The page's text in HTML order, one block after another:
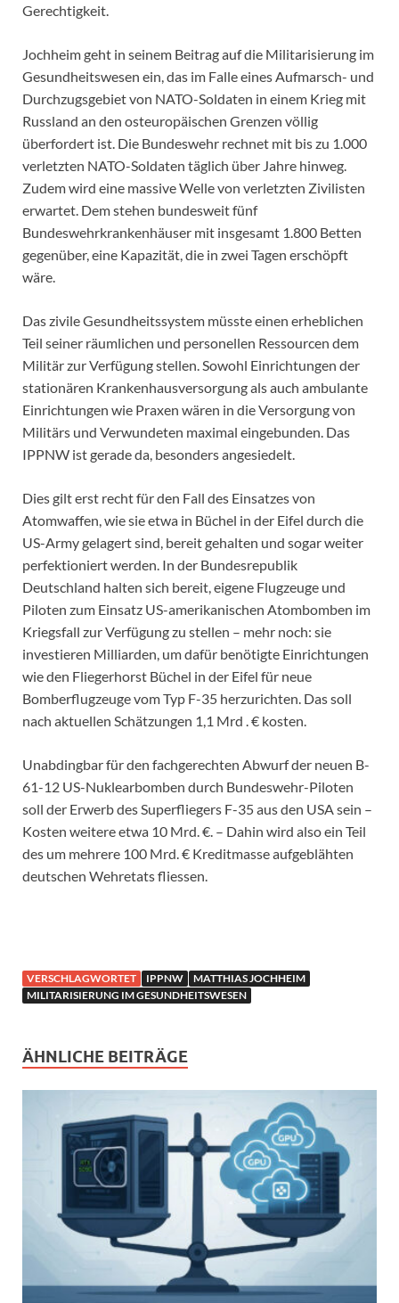
Gerechtigkeit.
Jochheim geht in seinem Beitrag auf die Militarisierung im
Gesundheitswesen ein, das im Falle eines Aufmarsch- und
Durchzugsgebiet von NATO-Soldaten in einem Krieg mit
Russland an den osteuropäischen Grenzen völlig
überfordert ist. Die Bundeswehr rechnet mit bis zu 1.000
verletzten NATO-Soldaten täglich über Jahre hinweg.
Zudem wird eine massive Welle von verletzten Zivilisten
erwartet. Dem stehen bundesweit fünf
Bundeswehrkrankenhäuser mit insgesamt 1.800 Betten
gegenüber, eine Kapazität, die in zwei Tagen erschöpft
wäre.
Das zivile Gesundheitssystem müsste einen erheblichen
Teil seiner räumlichen und personellen Ressourcen dem
Militär zur Verfügung stellen. Sowohl Einrichtungen der
stationären Krankenhausversorgung als auch ambulante
Einrichtungen wie Praxen wären in die Versorgung von
Militärs und Verwundeten maximal eingebunden. Das
IPPNW ist gerade da, besonders angesiedelt.
Dies gilt erst recht für den Fall des Einsatzes von
Atomwaffen, wie sie etwa in Büchel in der Eifel durch die
US-Army gelagert sind, bereit gehalten und sogar weiter
perfektioniert werden. In der Bundesrepublik
Deutschland halten sich bereit, eigene Flugzeuge und
Piloten zum Einsatz US-amerikanischen Atombomben im
Kriegsfall zur Verfügung zu stellen – mehr noch: sie
investieren Milliarden, um dafür benötigte Einrichtungen
wie den Fliegerhorst Büchel in der Eifel für neue
Bomberflugzeuge vom Typ F-35 herzurichten. Das soll
nach aktuellen Schätzungen 1,1 Mrd . € kosten.
Unabdingbar für den fachgerechten Abwurf der neuen B-
61-12 US-Nuklearbomben durch Bundeswehr-Piloten
soll der Erwerb des Superfliegers F-35 aus den USA sein –
Kosten weitere etwa 10 Mrd. €. – Dahin wird also ein Teil
des um mehrere 100 Mrd. € Kreditmasse aufgeblähten
deutschen Wehretats fliessen.
VERSCHLAGWORTET IPPNW
MATTHIAS JOCHHEIM
MILITARISIERUNG IM GESUNDHEITSWESEN
ÄHNLICHE BEITRÄGE